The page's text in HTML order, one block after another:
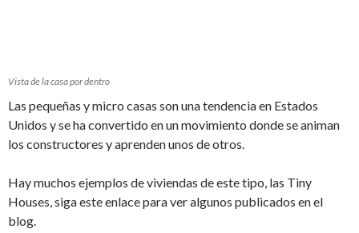
Vista de la casa por dentro
Las pequeñas y micro casas son una tendencia en Estados
Unidos y se ha convertido en un movimiento donde se animan
los constructores y aprenden unos de otros.
Hay muchos ejemplos de viviendas de este tipo, las Tiny
Houses, siga este enlace para ver algunos publicados en el
blog.